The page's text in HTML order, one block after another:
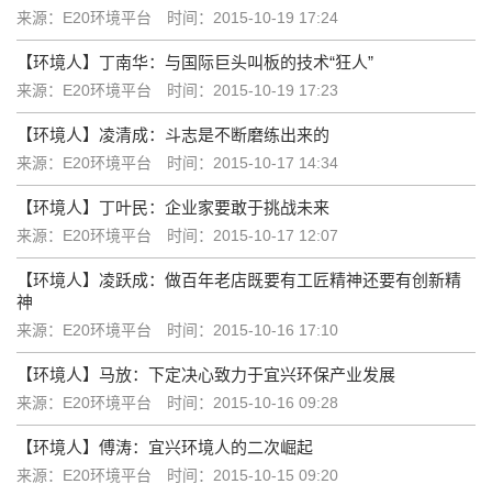
来源：E20环境平台 时间：2015-10-19 17:24
【环境人】丁南华：与国际巨头叫板的技术“狂人”
来源：E20环境平台 时间：2015-10-19 17:23
【环境人】凌清成：斗志是不断磨练出来的
来源：E20环境平台 时间：2015-10-17 14:34
【环境人】丁叶民：企业家要敢于挑战未来
来源：E20环境平台 时间：2015-10-17 12:07
【环境人】凌跃成：做百年老店既要有工匠精神还要有创新精
神
来源：E20环境平台 时间：2015-10-16 17:10
【环境人】马放：下定决心致力于宜兴环保产业发展
来源：E20环境平台 时间：2015-10-16 09:28
【环境人】傅涛：宜兴环境人的二次崛起
来源：E20环境平台 时间：2015-10-15 09:20